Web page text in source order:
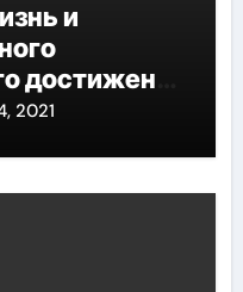
и
достижения
2021